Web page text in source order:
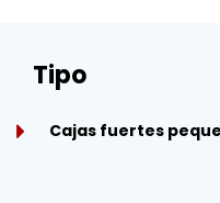
Tipo
Cajas fuertes